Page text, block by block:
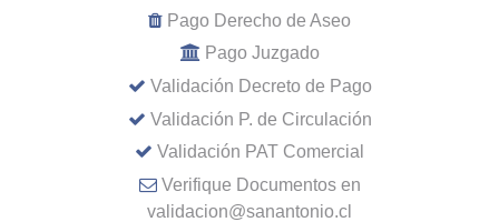
Pago Derecho de Aseo
Pago Juzgado
Validación Decreto de Pago
Validación P. de Circulación
Validación PAT Comercial
Verifique Documentos en
validacion@sanantonio.cl